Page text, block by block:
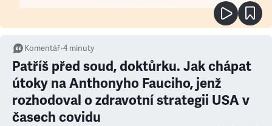
Komentář•4 minuty
Patříš před soud, doktůrku. Jak chápat
útoky na Anthonyho Fauciho, jenž
rozhodoval o zdravotní strategii USA v
časech covidu